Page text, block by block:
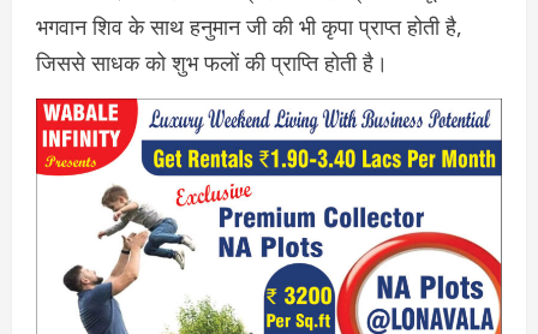
भगवान शिव के साथ हनुमान जी की भी कृपा प्राप्त होती है,
जिससे साधक को शुभ फलों की प्राप्ति होती है।